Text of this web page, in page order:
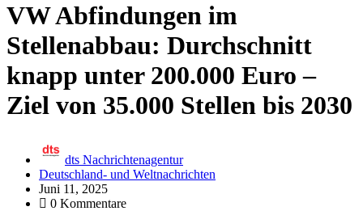
VW Abfindungen im
Stellenabbau: Durchschnitt
knapp unter 200.000 Euro –
Ziel von 35.000 Stellen bis 2030
dts Nachrichtenagentur
Deutschland- und Weltnachrichten
Juni 11, 2025
0 Kommentare